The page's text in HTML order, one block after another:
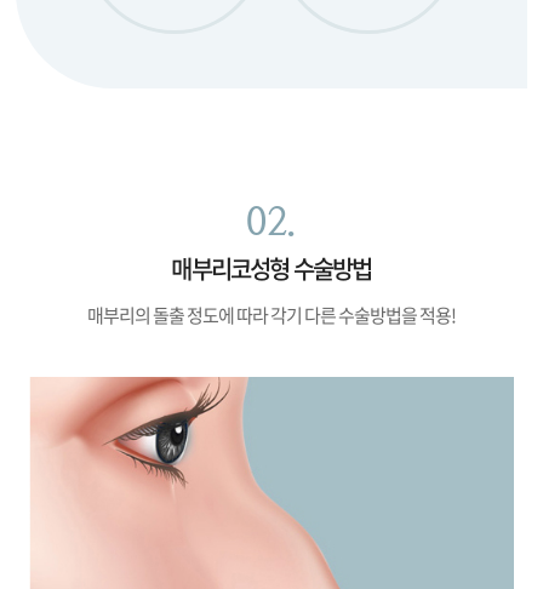
02.
매부리코성형 수술방법
매부리의 돌출 정도에 따라 각기 다른 수술방법을 적용!